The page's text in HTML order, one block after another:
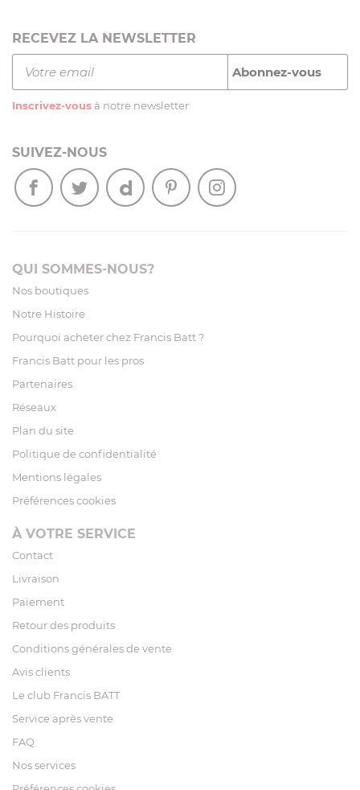
RECEVEZ LA NEWSLETTER
Inscrivez-vous à notre newsletter
SUIVEZ-NOUS
QUI SOMMES-NOUS?
Nos boutiques
Notre Histoire
Pourquoi acheter chez Francis Batt ?
Francis Batt pour les pros
Partenaires
Réseaux
Plan du site
Politique de confidentialité
Mentions légales
Préférences cookies
À VOTRE SERVICE
Contact
Livraison
Paiement
Retour des produits
Conditions générales de vente
Avis clients
Le club Francis BATT
Service après vente
FAQ
Nos services